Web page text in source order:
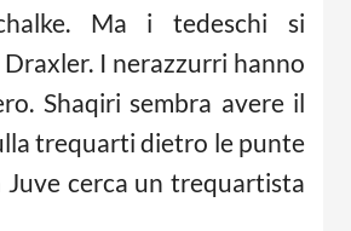
Ma i tedeschi si
I nerazzurri hanno
Shaqiri sembra avere il
trequarti dietro le punte
cerca un trequartista